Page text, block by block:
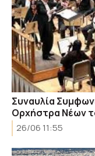
Συναυλία
Ορχήστρα Νέων
26/06 11:55